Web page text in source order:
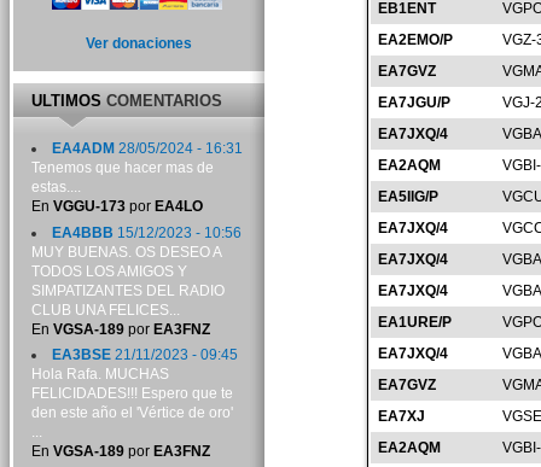
EB1ENT
EA2EMO/P
VGZ-
EA7GVZ
EA7JGU/P
VGJ-
EA7JXQ/4
EA2AQM
EA5IIG/P
EA7JXQ/4
EA7JXQ/4
EA7JXQ/4
EA1URE/P
EA7JXQ/4
EA7GVZ
EA7XJ
EA2AQM
Ver donaciones
ULTIMOSCOMENTARIOS
EA4ADM 28/05/2024 - 16:31
Tenemos que hacer mas de
estas....
En VGGU-173por EA4LO
EA4BBB 15/12/2023 - 10:56
MUY BUENAS. OS DESEO A
TODOS LOS AMIGOS Y
SIMPATIZANTES DEL RADIO
CLUB UNA FELICES...
En VGSA-189por EA3FNZ
EA3BSE21/11/2023 - 09:45
Hola Rafa. MUCHAS
FELICIDADES!!! Espero que te
den este año el 'Vértice de oro'
...
En VGSA-189por EA3FNZ